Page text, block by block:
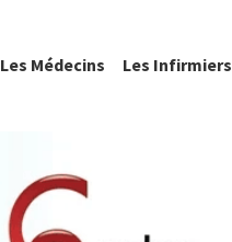
Les Médecins Les Infirmiers